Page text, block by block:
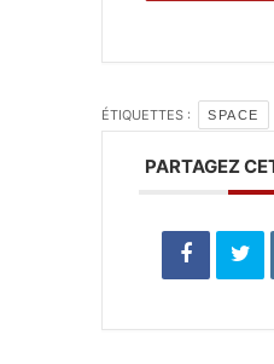
ÉTIQUETTES : SPACE
PARTAGEZ